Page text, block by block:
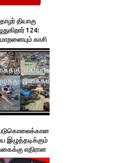
தியாகு
124:
காசி
நம்ப
முடியுமா?￼
இழுத்தடிக்கும்
எதிரான
இயக்கம்